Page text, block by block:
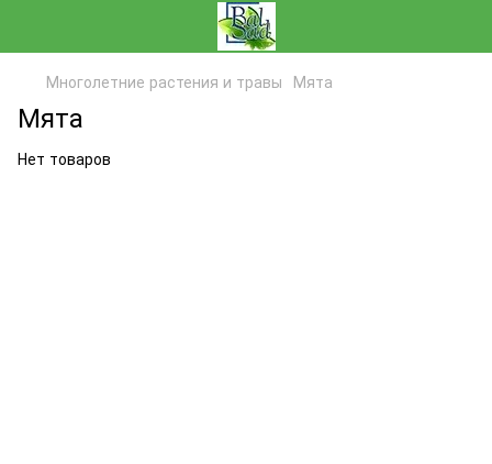
Многолетние растения и травы Мята
Мята
Нет товаров